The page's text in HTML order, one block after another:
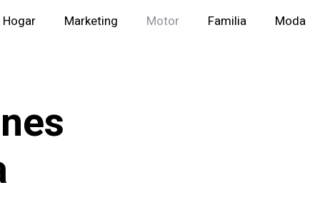
Hogar Marketing Motor Familia Moda